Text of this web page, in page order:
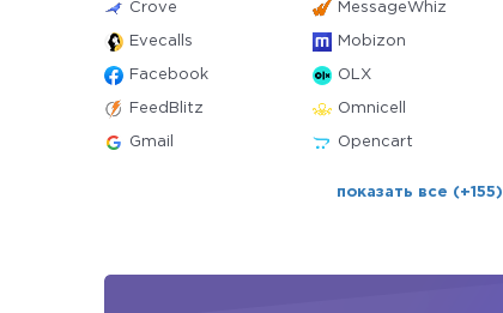
Crove MessageWhiz
Evecalls Mobizon
Facebook OLX
FeedBlitz Omnicell
Gmail Opencart
показать все (+155)